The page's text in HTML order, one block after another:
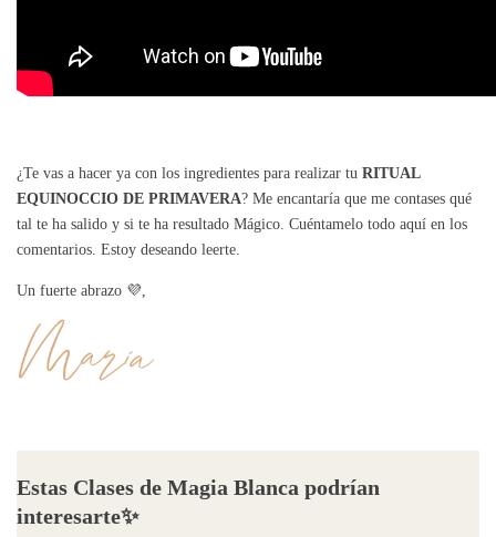
¿Te vas a hacer ya con los ingredientes para realizar tu RITUAL
EQUINOCCIO DE PRIMAVERA? Me encantaría que me contases qué
tal te ha salido y si te ha resultado Mágico. Cuéntamelo todo aquí en los
comentarios. Estoy deseando leerte.
Un fuerte abrazo 💜,
Estas Clases de Magia Blanca podrían
interesarte✨